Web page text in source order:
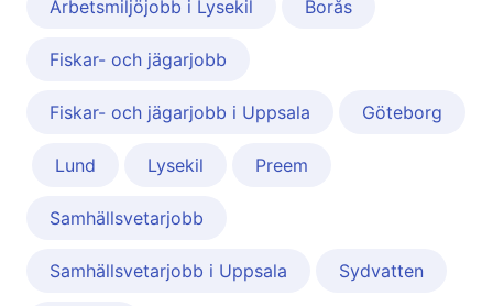
Arbetsmiljöjobb i Lysekil Borås
Fiskar- och jägarjobb
Fiskar- och jägarjobb i Uppsala Göteborg
Lund Lysekil Preem
Samhällsvetarjobb
Samhällsvetarjobb i Uppsala Sydvatten